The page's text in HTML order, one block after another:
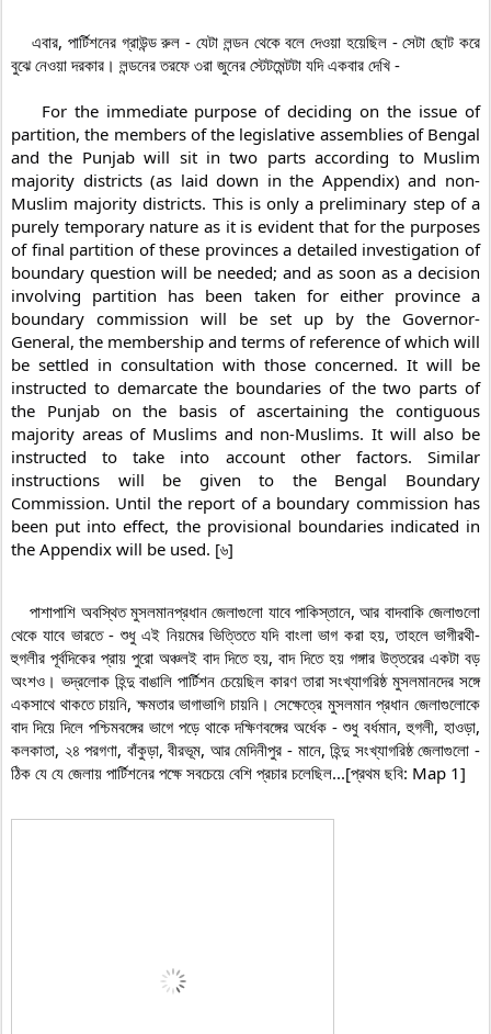
    এবার, পার্টিশনের গ্রাউন্ড রুল - যেটা লন্ডন থেকে বলে দেওয়া হয়েছিল - সেটা ছোট করে
বুঝে নেওয়া দরকার। লন্ডনের তরফে ৩রা জুনের স্টেটমেন্টটা যদি একবার দেখি -
partition, the members of the legislative assemblies of Bengal
and the Punjab will sit in two parts according to Muslim
majority districts (as laid down in the Appendix) and non-
Muslim majority districts. This is only a preliminary step of a
purely temporary nature as it is evident that for the purposes
of final partition of these provinces a detailed investigation of
boundary question will be needed; and as soon as a decision
involving partition has been taken for either province a
boundary commission will be set up by the Governor-
General, the membership and terms of reference of which will
be settled in consultation with those concerned. It will be
instructed to demarcate the boundaries of the two parts of
the Punjab on the basis of ascertaining the contiguous
majority areas of Muslims and non-Muslims. It will also be
instructed to take into account other factors. Similar
instructions will be given to the Bengal Boundary
Commission. Until the report of a boundary commission has
been put into effect, the provisional boundaries indicated in
the Appendix will be used. [৬]
    পাশাপাশি অবস্থিত মুসলমানপ্রধান জেলাগুলো যাবে পাকিস্তানে, আর বাদবাকি জেলাগুলো
থেকে যাবে ভারতে - শুধু এই নিয়মের ভিত্তিতে যদি বাংলা ভাগ করা হয়, তাহলে ভাগীরথী-
হুগলীর পূর্বদিকের প্রায় পুরো অঞ্চলই বাদ দিতে হয়, বাদ দিতে হয় গঙ্গার উত্তরের একটা বড়
অংশও। ভদ্রলোক হিন্দু বাঙালি পার্টিশন চেয়েছিল কারণ তারা সংখ্যাগরিষ্ঠ মুসলমানদের সঙ্গে
একসাথে থাকতে চায়নি, ক্ষমতার ভাগাভাগি চায়নি। সেক্ষেত্রে মুসলমান প্রধান জেলাগুলোকে
বাদ দিয়ে দিলে পশ্চিমবঙ্গের ভাগে পড়ে থাকে দক্ষিণবঙ্গের অর্ধেক - শুধু বর্ধমান, হুগলী, হাওড়া,
কলকাতা, ২৪ পরগণা, বাঁকুড়া, বীরভূম, আর মেদিনীপুর - মানে, হিন্দু সংখ্যাগরিষ্ঠ জেলাগুলো -
ঠিক যে যে জেলায় পার্টিশনের পক্ষে সবচেয়ে বেশি প্রচার চলেছিল...[প্রথম ছবি: Map 1]